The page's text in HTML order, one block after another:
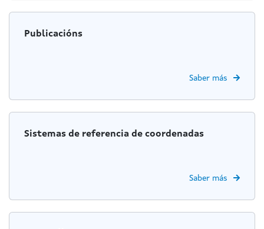
Publicacións
Saber más
Sistemas de referencia de coordenadas
Saber más